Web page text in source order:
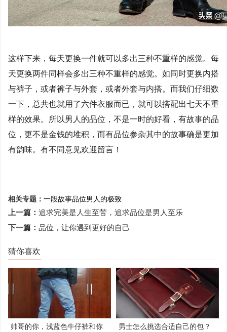
这样下来，每天更换一件就可以多出三种不重样的感觉。每
天更换两件同样会多出三种不重样的感觉。如同时更换内搭
与裤子，或者裤子与外套，或者外套与内搭。而我们仔细数
一下，总共也就用了六件衣服而已，就可以搭配出七天不重
样的效果。所以男人的品位，不是一时的好看，有故事的品
位，更不是金钱的堆积，而有品位参杂其中的故事确是更加
有韵味。有不同意见欢迎留言！
相关专题： 一段故事品位男人的极致
上一篇： 追求完美是人生至苦，追求品位是男人至乐
下一篇： 品位，让你遇到更好的自己
猜你喜欢
帅哥的你，浅蓝色牛仔裤和你
男士怎么挑选合适自己的包？